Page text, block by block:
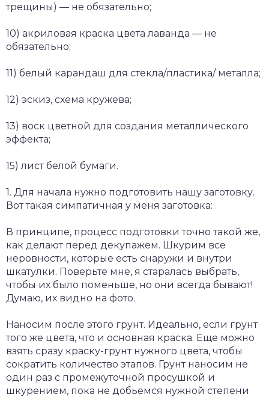
трещины) — не обязательно;
10) акриловая краска цвета лаванда — не
обязательно;
11) белый карандаш для стекла/пластика/ металла;
12) эскиз, схема кружева;
13) воск цветной для создания металлического
эффекта;
15) лист белой бумаги.
1. Для начала нужно подготовить нашу заготовку.
Вот такая симпатичная у меня заготовка:
В принципе, процесс подготовки точно такой же,
как делают перед декупажем. Шкурим все
неровности, которые есть снаружи и внутри
шкатулки. Поверьте мне, я старалась выбрать,
чтобы их было поменьше, но они всегда бывают!
Думаю, их видно на фото.
Наносим после этого грунт. Идеально, если грунт
того же цвета, что и основная краска. Еще можно
взять сразу краску-грунт нужного цвета, чтобы
сократить количество этапов. Грунт наносим не
один раз с промежуточной просушкой и
шкурением, пока не добьемся нужной степени